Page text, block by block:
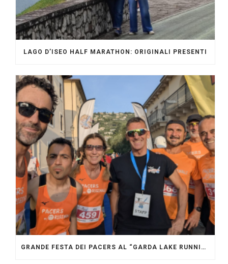
LAGO D’ISEO HALF MARATHON: ORIGINALI PRESENTI
GRANDE FESTA DEI PACERS AL “GARDA LAKE RUNNING FESTIVAL”